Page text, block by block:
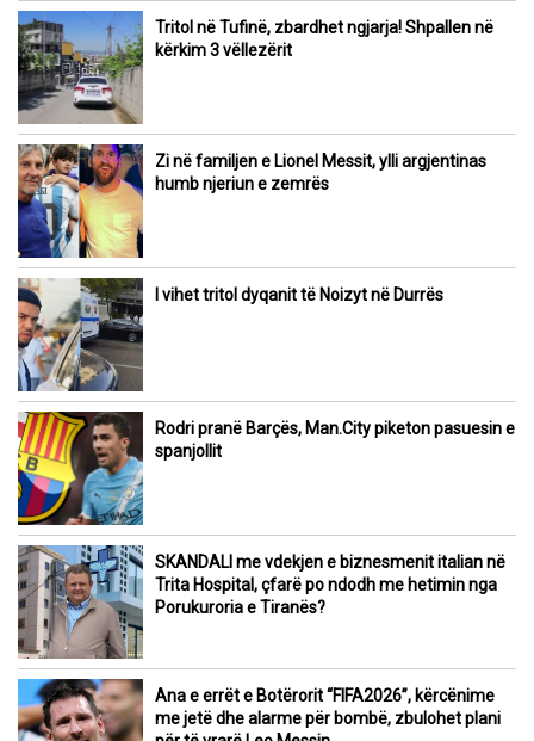
Tritol në Tufinë, zbardhet ngjarja! Shpallen në
kërkim 3 vëllezërit
Zi në familjen e Lionel Messit, ylli argjentinas
humb njeriun e zemrës
I vihet tritol dyqanit të Noizyt në Durrës
Rodri pranë Barçës, Man.City piketon pasuesin e
spanjollit
SKANDALI me vdekjen e biznesmenit italian në
Trita Hospital, çfarë po ndodh me hetimin nga
Porukuroria e Tiranës?
Ana e errët e Botërorit “FIFA2026”, kërcënime
me jetë dhe alarme për bombë, zbulohet plani